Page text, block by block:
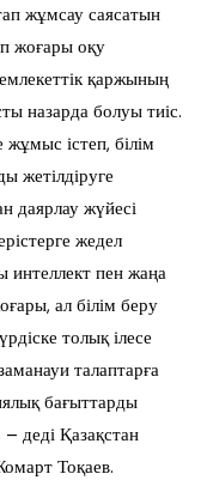
жұмсау саясатын
жоғары оқу
қаржының
назарда болуы тиіс.
істеп, білім
жетілдіруге
даярлау жүйесі
жедел
интеллект пен жаңа
ал білім беру
толық ілесе
талаптарға
бағыттарды
деді Қазақстан
Тоқаев.